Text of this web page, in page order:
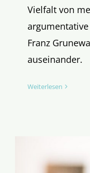
Vielfalt von
Franz
auseinander.
Weiterlesen